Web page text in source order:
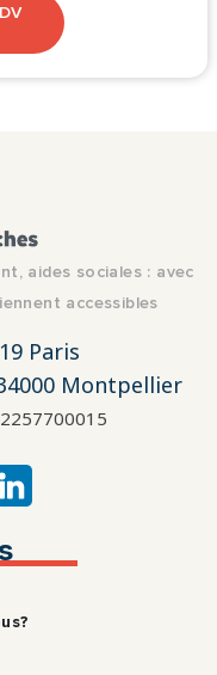
aides sociales : avec
accessibles
Paris
Montpellier